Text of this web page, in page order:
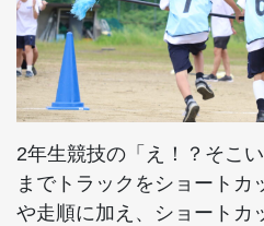
2年生競技の「え！？そこ
までトラックをショートカ
や走順に加え、ショートカ